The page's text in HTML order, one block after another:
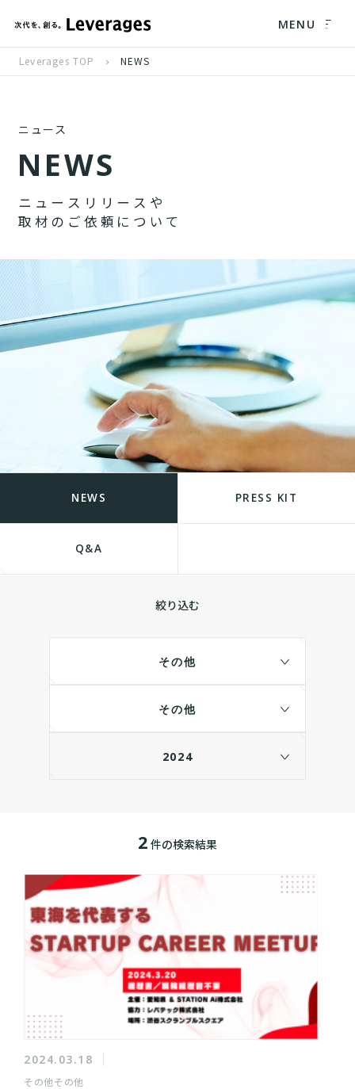
MENU
Leverages TOP NEWS
ニュース
NEWS
ニ ュ ー ス リ リ ー ス や
取 材 の ご 依 頼 に つ い て
NEWS PRESS KIT
Q&A
絞り込む
その他
その他
2024
2 件の検索結果
2024.03.18
その他その他